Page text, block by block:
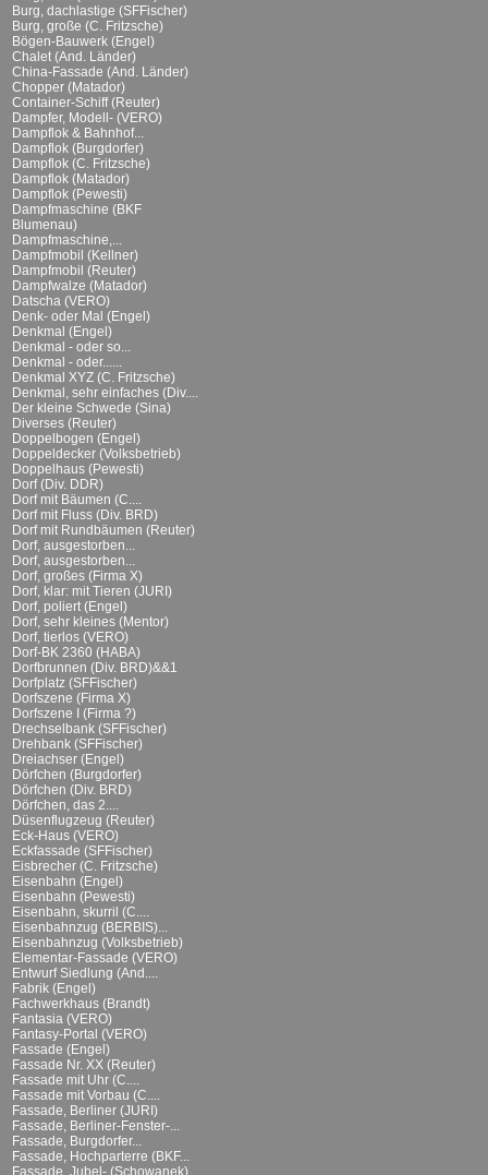
Burg, dachlastige (SFFischer)
Burg, große (C. Fritzsche)
Bögen-Bauwerk (Engel)
Chalet (And. Länder)
China-Fassade (And. Länder)
Chopper (Matador)
Container-Schiff (Reuter)
Dampfer, Modell- (VERO)
Dampflok & Bahnhof...
Dampflok (Burgdorfer)
Dampflok (C. Fritzsche)
Dampflok (Matador)
Dampflok (Pewesti)
Dampfmaschine (BKF
Blumenau)
Dampfmaschine,...
Dampfmobil (Kellner)
Dampfmobil (Reuter)
Dampfwalze (Matador)
Datscha (VERO)
Denk- oder Mal (Engel)
Denkmal (Engel)
Denkmal - oder so...
Denkmal - oder......
Denkmal XYZ (C. Fritzsche)
Denkmal, sehr einfaches (Div....
Der kleine Schwede (Sina)
Diverses (Reuter)
Doppelbogen (Engel)
Doppeldecker (Volksbetrieb)
Doppelhaus (Pewesti)
Dorf (Div. DDR)
Dorf mit Bäumen (C....
Dorf mit Fluss (Div. BRD)
Dorf mit Rundbäumen (Reuter)
Dorf, ausgestorben...
Dorf, ausgestorben...
Dorf, großes (Firma X)
Dorf, klar: mit Tieren (JURI)
Dorf, poliert (Engel)
Dorf, sehr kleines (Mentor)
Dorf, tierlos (VERO)
Dorf-BK 2360 (HABA)
Dorfbrunnen (Div. BRD)&&1
Dorfplatz (SFFischer)
Dorfszene (Firma X)
Dorfszene I (Firma ?)
Drechselbank (SFFischer)
Drehbank (SFFischer)
Dreiachser (Engel)
Dörfchen (Burgdorfer)
Dörfchen (Div. BRD)
Dörfchen, das 2....
Düsenflugzeug (Reuter)
Eck-Haus (VERO)
Eckfassade (SFFischer)
Eisbrecher (C. Fritzsche)
Eisenbahn (Engel)
Eisenbahn (Pewesti)
Eisenbahn, skurril (C....
Eisenbahnzug (BERBIS)...
Eisenbahnzug (Volksbetrieb)
Elementar-Fassade (VERO)
Entwurf Siedlung (And....
Fabrik (Engel)
Fachwerkhaus (Brandt)
Fantasia (VERO)
Fantasy-Portal (VERO)
Fassade (Engel)
Fassade Nr. XX (Reuter)
Fassade mit Uhr (C....
Fassade mit Vorbau (C....
Fassade, Berliner (JURI)
Fassade, Berliner-Fenster-...
Fassade, Burgdorfer...
Fassade, Hochparterre (BKF...
Fassade, Jubel- (Schowanek)